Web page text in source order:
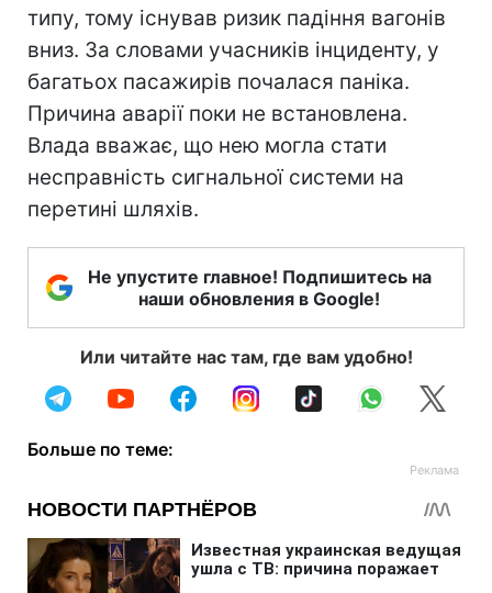
типу, тому існував ризик падіння вагонів
вниз. За словами учасників інциденту, у
багатьох пасажирів почалася паніка.
Причина аварії поки не встановлена.
Влада вважає, що нею могла стати
несправність сигнальної системи на
перетині шляхів.
Не упустите главное! Подпишитесь на
наши обновления в Google!
Или читайте нас там, где вам удобно!
Больше по теме: